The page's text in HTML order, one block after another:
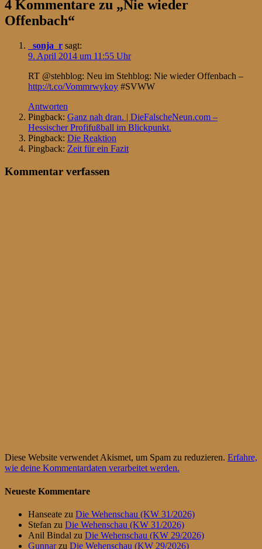
4 Kommentare zu „Nie wieder
Offenbach“
_sonja_r sagt:
9. April 2014 um 11:55 Uhr
RT @stehblog: Neu im Stehblog: Nie wieder Offenbach –
http://t.co/Vommrwykoy #SVWW
Antworten
Pingback: Ganz nah dran. | DieFalscheNeun.com –
Hessischer Profifußball im Blickpunkt.
Pingback: Die Reaktion
Pingback: Zeit für ein Fazit
Kommentar verfassen
Diese Website verwendet Akismet, um Spam zu reduzieren. Erfahre,
wie deine Kommentardaten verarbeitet werden.
Neueste Kommentare
Hanseate zu Die Wehenschau (KW 31/2026)
Stefan zu Die Wehenschau (KW 31/2026)
Anil Bindal zu Die Wehenschau (KW 29/2026)
Gunnarzu Die Wehenschau (KW 29/2026)